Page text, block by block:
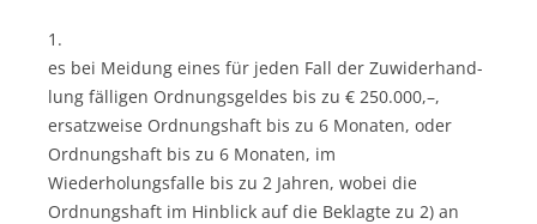
1.
es bei Meidung eines für jeden Fall der Zuwiderhand-
lung fälligen Ordnungsgeldes bis zu € 250.000,–,
ersatzweise Ordnungshaft bis zu 6 Monaten, oder
Ordnungshaft bis zu 6 Monaten, im
Wiederholungsfalle bis zu 2 Jahren, wobei die
Ordnungshaft im Hinblick auf die Beklagte zu 2) an